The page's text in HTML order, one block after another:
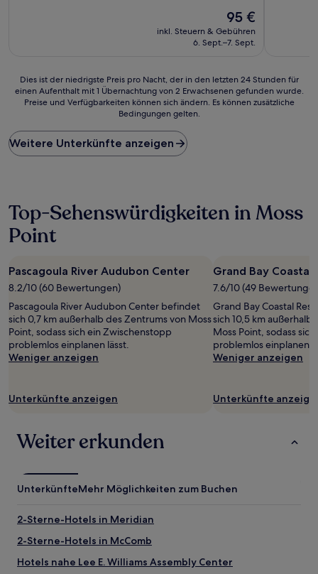
Der
Preis
beträgt
95 €
inkl. Steuern & Gebühren
6. Sept.–7. Sept.
Dies
ist
Preis
pro
Nacht,
letzten
24 Stunden
für
einen
mit
1 Übernachtung
2 Erwachsenen
gefunden
wurde.
Preise
und
sich
können
zusätzliche
gelten.
Dies ist der niedrigste Preis pro Nacht, der in den letzten 24 Stunden für
einen Aufenthalt mit 1 Übernachtung von 2 Erwachsenen gefunden wurde.
Preise und Verfügbarkeiten können sich ändern. Es können zusätzliche
Bedingungen gelten.
Weitere Unterkünfte anzeigen
Top-Sehenswürdigkeiten in Moss
Point
Pascagoula River Audubon Center
8.2/10 (60 Bewertungen)
Pascagoula River Audubon Center befindet
sich 0,7 km außerhalb des Zentrums von Moss
Point, sodass sich ein Zwischenstopp
problemlos einplanen lässt.
Weniger anzeigen
Unterkünfte anzeigen
Grand Bay Coastal
7.6/10 (49
Grand Bay Coastal
sich 10,5 km außerhalb
Moss Point, sodass
problemlos einplanen
Weniger anzeigen
Unterkünfte
Weiter erkunden
UnterkünfteMehr Möglichkeiten zum Buchen
2-Sterne-Hotels in Meridian
2-Sterne-Hotels in McComb
Hotels nahe Lee E. Williams Assembly Center